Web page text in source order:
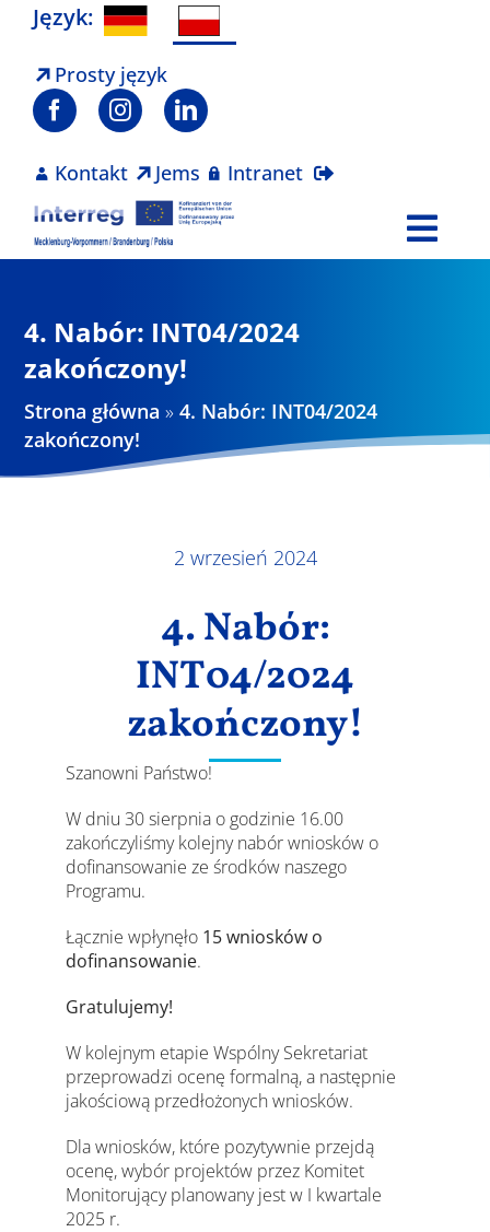
Skip
content
Język:
Prosty język
Kontakt Jems Intranet
Projekty
Aktualności
4. Nabór: INT04/2024
zakończony!
Strona główna »4. Nabór: INT04/2024
zakończony!
2 wrzesień 2024
4. Nabór:
INT04/2024
zakończony!
Szanowni Państwo!
W dniu 30 sierpnia o godzinie 16.00
zakończyliśmy kolejny nabór wniosków o
dofinansowanie ze środków naszego
Programu.
Łącznie wpłynęło 15wniosków o
dofinansowanie.
Gratulujemy!
W kolejnym etapie Wspólny Sekretariat
przeprowadzi ocenę formalną, a następnie
jakościową przedłożonych wniosków.
Dla wniosków, które pozytywnie przejdą
ocenę, wybór projektów przez Komitet
Monitorujący planowany jest w I kwartale
2025 r.